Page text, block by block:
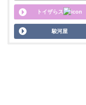
トイザらス
駿河屋